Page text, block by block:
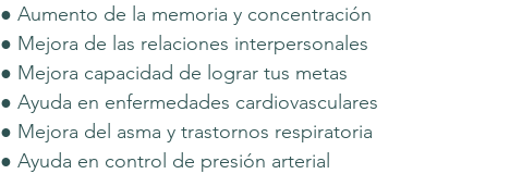
● Aumento de la memoria y concentración
● Mejora de las relaciones interpersonales
● Mejora capacidad de lograr tus metas
● Ayuda en enfermedades cardiovasculares
● Mejora del asma y trastornos respiratoria
● Ayuda en control de presión arterial